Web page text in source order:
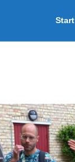
Start